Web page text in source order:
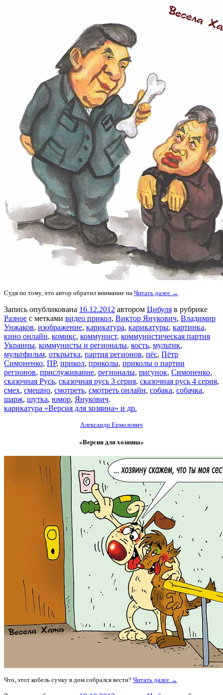
Судя по тому, что автор обратил внимание на Читать далее →
Запись опубликована 16.12.2012 автором Цибуля в рубрике
Разное с метками видео прикол, Виктор Янукович, Владимир
Унжаков, изображение, карикатура, карикатуры, картинка,
кино онлайн, комикс, коммунист, коммунистическая партия
Украины, коммунисты и регионалы, кость, мультик,
мультфильм, открытка, партия регионов, пёс, Пётр
Симоненко, ПР, прикол, приколы, приколы о партии
регионов, прислуживание, регионалы, рисунок, Симоненко,
сказочная Русь, сказочная русь 3 серия, сказочная русь 4 серия,
смех, смешно, смотреть, смотреть онлайн, собака, собачка,
шарж, шутка, юмор, Янукович.
карикатура «Версия для хозяина» и др.
Александр Ермолович
«Версия для хозяина»
Что, этот кобель сучку в дом собрался вести? Читать далее →